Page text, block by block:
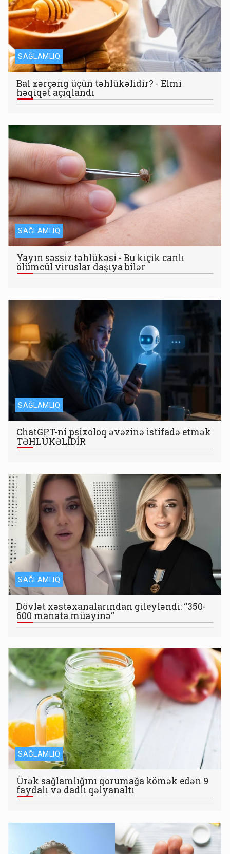
SAĞLAMLIQ
Bal xərçəng üçün təhlükəlidir? - Elmi
həqiqət açıqlandı
SAĞLAMLIQ
Yayın səssiz təhlükəsi - Bu kiçik canlı
ölümcül viruslar daşıya bilər
SAĞLAMLIQ
ChatGPT-ni psixoloq əvəzinə istifadə etmək
TƏHLÜKƏLİDİR
SAĞLAMLIQ
Dövlət xəstəxanalarından gileyləndi: “350-
600 manata müayinə“
SAĞLAMLIQ
Ürək sağlamlığını qorumağa kömək edən 9
faydalı və dadlı qəlyanaltı